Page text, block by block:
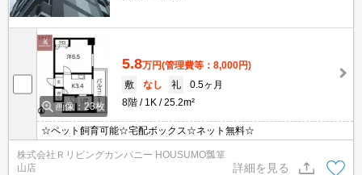
画像：23枚
5.8万円(管理費等：8,000円)
敷
なし 礼
0.5ヶ月
8階
1K 25.2m²
☆ペット飼育可能☆宅配ボックス☆ネット無料☆
株式会社Ｒリビングカンパニー HOUSUMO瓢箪
山店
詳細を見る